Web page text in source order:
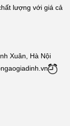
lượng với giá cả
Xuân, Hà Nội